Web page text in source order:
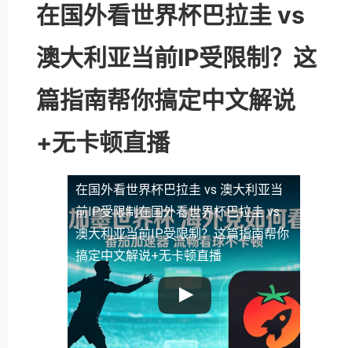
在国外看世界杯巴拉圭 vs
澳大利亚当前IP受限制？这
篇指南帮你搞定中文解说
+无卡顿直播
在国外看世界杯巴拉圭 vs 澳大利亚当
前IP受限制在国外看世界杯巴拉圭 vs
澳大利亚当前IP受限制？这篇指南帮你
搞定中文解说+无卡顿直播